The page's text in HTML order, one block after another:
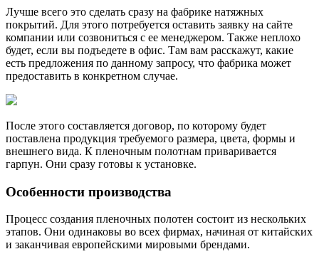
Лучше всего это сделать сразу на фабрике натяжных
покрытий. Для этого потребуется оставить заявку на сайте
компании или созвониться с ее менеджером. Также неплохо
будет, если вы подъедете в офис. Там вам расскажут, какие
есть предложения по данному запросу, что фабрика может
предоставить в конкретном случае.
После этого составляется договор, по которому будет
поставлена продукция требуемого размера, цвета, формы и
внешнего вида. К пленочным полотнам приваривается
гарпун. Они сразу готовы к установке.
Особенности производства
Процесс создания пленочных полотен состоит из нескольких
этапов. Они одинаковы во всех фирмах, начиная от китайских
и заканчивая европейскими мировыми брендами.